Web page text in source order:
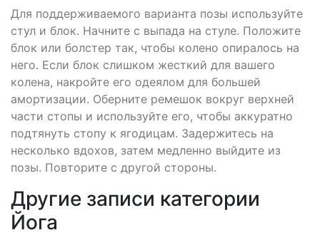
Для поддерживаемого варианта позы используйте
стул и блок. Начните с выпада на стуле. Положите
блок или болстер так, чтобы колено опиралось на
него. Если блок слишком жесткий для вашего
колена, накройте его одеялом для большей
амортизации. Оберните ремешок вокруг верхней
части стопы и используйте его, чтобы аккуратно
подтянуть стопу к ягодицам. Задержитесь на
несколько вдохов, затем медленно выйдите из
позы. Повторите с другой стороны.
Другие записи категории
Йога